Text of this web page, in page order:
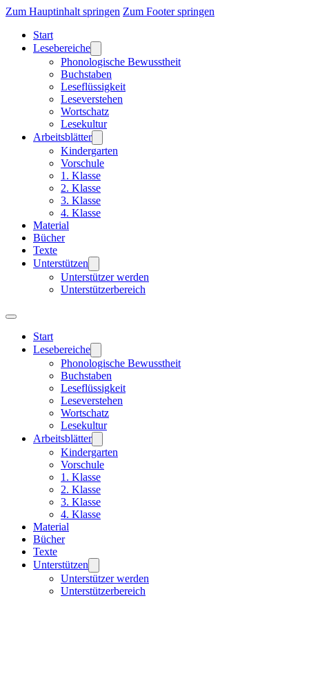
Zum Hauptinhalt springen Zum Footer springen
Start
Lesebereiche
Phonologische Bewusstheit
Buchstaben
Leseflüssigkeit
Leseverstehen
Wortschatz
Lesekultur
Arbeitsblätter
Kindergarten
Vorschule
1. Klasse
2. Klasse
3. Klasse
4. Klasse
Material
Bücher
Texte
Unterstützen
Unterstützer werden
Unterstützerbereich
Start
Lesebereiche
Phonologische Bewusstheit
Buchstaben
Leseflüssigkeit
Leseverstehen
Wortschatz
Lesekultur
Arbeitsblätter
Kindergarten
Vorschule
1. Klasse
2. Klasse
3. Klasse
4. Klasse
Material
Bücher
Texte
Unterstützen
Unterstützer werden
Unterstützerbereich